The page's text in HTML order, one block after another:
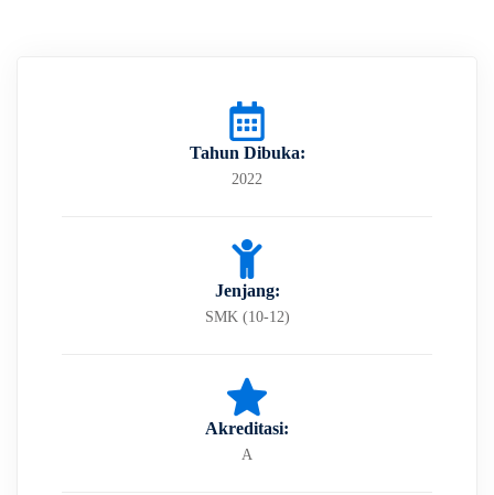
Tahun Dibuka:
2022
Jenjang:
SMK (10-12)
Akreditasi:
A